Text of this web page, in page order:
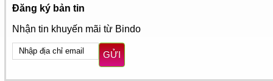
Đăng ký bản tin
Nhận tin khuyến mãi từ Bindo
GỬI